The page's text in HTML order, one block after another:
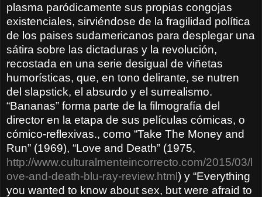
plasma paródicamente sus propias congojas
existenciales, sirviéndose de la fragilidad política
de los paises sudamericanos para desplegar una
sátira sobre las dictaduras y la revolución,
recostada en una serie desigual de viñetas
humorísticas, que, en tono delirante, se nutren
del slapstick, el absurdo y el surrealismo.
“Bananas” forma parte de la filmografía del
director en la etapa de sus películas cómicas, o
cómico-reflexivas., como “Take The Money and
Run” (1969), “Love and Death” (1975,
http://www.culturalmenteincorrecto.com/2015/03/l
ove-and-death-blu-ray-review.html) y “Everything
you wanted to know about sex, but were afraid to